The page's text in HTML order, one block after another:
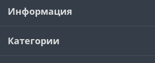
Информация
Категории